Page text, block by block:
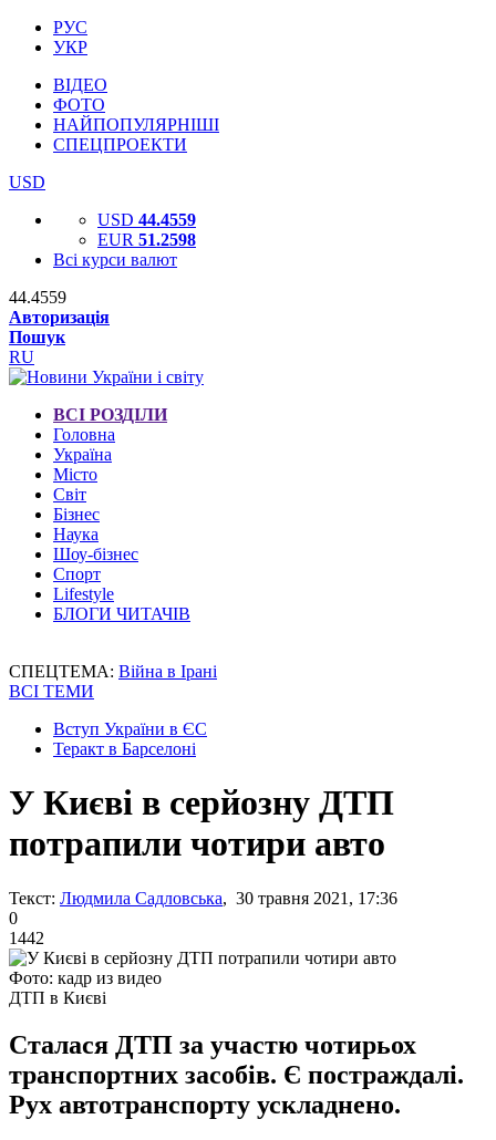
РУС
УКР
ВІДЕО
ФОТО
НАЙПОПУЛЯРНІШІ
СПЕЦПРОЕКТИ
USD
USD 44.4559
EUR 51.2598
Всі курси валют
44.4559
Авторизація
Пошук
RU
ВСІ РОЗДІЛИ
Головна
Україна
Місто
Світ
Бізнес
Наука
Шоу-бізнес
Спорт
Lifestyle
БЛОГИ ЧИТАЧІВ
СПЕЦТЕМА: Війна в Ірані
ВСІ ТЕМИ
Вступ України в ЄС
Теракт в Барселоні
У Києві в серйозну ДТП
потрапили чотири авто
Текст: Людмила Садловська, 30 травня 2021, 17:36
0
1442
Фото: кадр из видео
ДТП в Києві
Сталася ДТП за участю чотирьох
транспортних засобів. Є постраждалі.
Рух автотранспорту ускладнено.